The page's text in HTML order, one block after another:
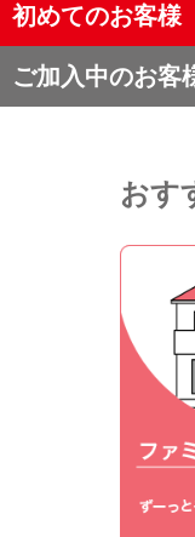
初めてのお客様
ご加入中のお客
おす